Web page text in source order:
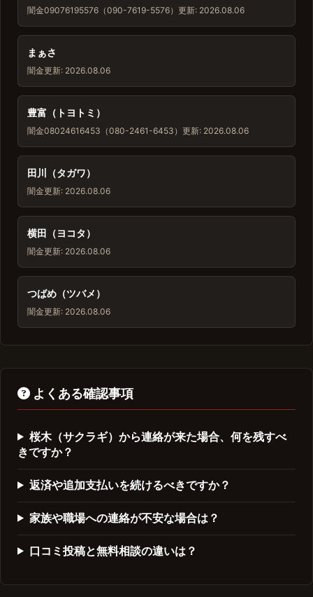
闇金09076195576（090-7619-5576） 更新: 2026.08.06
まぁさ
闇金更新: 2026.08.06
豊富（トヨトミ）
闇金08024616453（080-2461-6453） 更新: 2026.08.06
田川（タガワ）
闇金更新: 2026.08.06
横田（ヨコタ）
闇金更新: 2026.08.06
つばめ（ツバメ）
闇金更新: 2026.08.06
よくある確認事項
桜木（サクラギ）から連絡が来た場合、何を残すべ
きですか？
返済や追加支払いを続けるべきですか？
家族や職場への連絡が不安な場合は？
口コミ投稿と無料相談の違いは？